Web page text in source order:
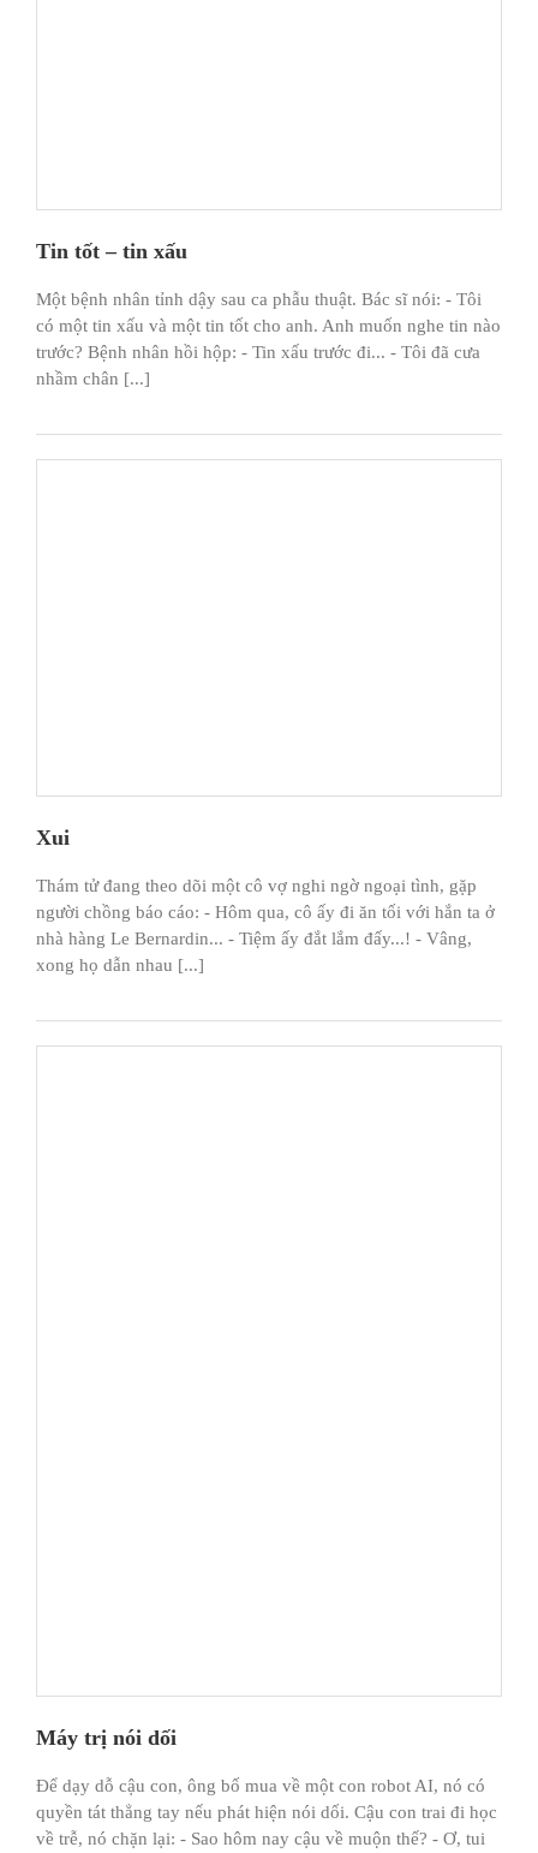
Tin tốt – tin xấu
Một bệnh nhân tỉnh dậy sau ca phẫu thuật. Bác sĩ nói: - Tôi
có một tin xấu và một tin tốt cho anh. Anh muốn nghe tin nào
trước? Bệnh nhân hồi hộp: - Tin xấu trước đi... - Tôi đã cưa
nhầm chân [...]
Xui
Thám tử đang theo dõi một cô vợ nghi ngờ ngoại tình, gặp
người chồng báo cáo: - Hôm qua, cô ấy đi ăn tối với hắn ta ở
nhà hàng Le Bernardin... - Tiệm ấy đắt lắm đấy...! - Vâng,
xong họ dẫn nhau [...]
Máy trị nói dối
Để dạy dỗ cậu con, ông bố mua về một con robot AI, nó có
quyền tát thẳng tay nếu phát hiện nói dối. Cậu con trai đi học
về trễ, nó chặn lại: - Sao hôm nay cậu về muộn thế? - Ơ, tui